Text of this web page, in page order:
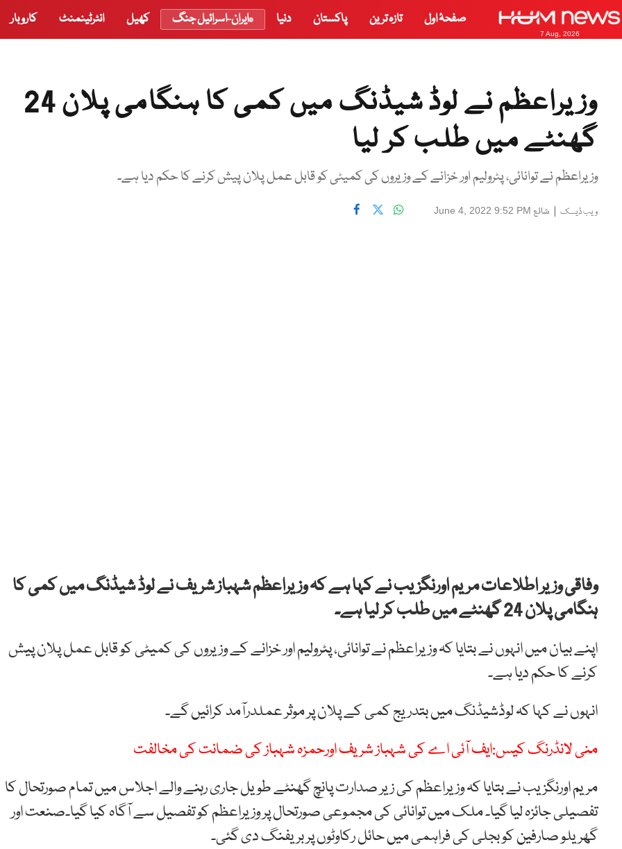
7 Aug, 2026
صفحۂ اول تازہ ترین پاکستان دنیا ایران-اسرائیل جنگ کھیل انٹرٹینمنٹ کاروبار
‏وزیراعظم نے لوڈ شیڈنگ میں کمی کا ہنگامی پلان 24
گھنٹے میں طلب کر لیا
وزیراعظم نے توانائی، پٹرولیم اور خزانے کے وزیروں کی کمیٹی کو قابل عمل پلان پیش کرنے کا حکم دیا ہے۔
ویب ڈیسک | شائع June 4, 2022 9:52 PM
وفاقی وزیر اطلاعات مریم اورنگزیب نے کہا ہے کہ ‏وزیراعظم شہباز شریف نے لوڈ شیڈنگ میں کمی کا
ہنگامی پلان 24 گھنٹے میں طلب کر لیا ہے۔
اپنے بیان میں انہوں نے بتایا کہ وزیراعظم نے توانائی، پٹرولیم اور خزانے کے وزیروں کی کمیٹی کو قابل عمل پلان پیش
کرنے کا حکم دیا ہے۔
انہوں نے کہا کہ لوڈشیڈنگ میں بتدریج کمی کے پلان پر موثر عملدرآمد کرائیں گے۔
منی لانڈرنگ کیس:ایف آئی اے کی شہباز شریف اورحمزہ شہباز کی ضمانت کی مخالفت
مریم اورنگزیب نے بتایا کہ ‏وزیراعظم کی زیر صدارت پانچ گھنٹے طویل جاری رہنے والے اجلاس میں تمام صورتحال کا
تفصیلی جائزہ لیا گیا۔ ملک میں توانائی کی مجموعی صورتحال پر وزیراعظم کو تفصیل سے آگاہ کیا گیا۔صنعت اور
گھریلو صارفین کو بجلی کی فراہمی میں حائل رکاوٹوں پر بریفنگ دی گئی۔